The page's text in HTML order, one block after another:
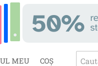
MEU COȘ